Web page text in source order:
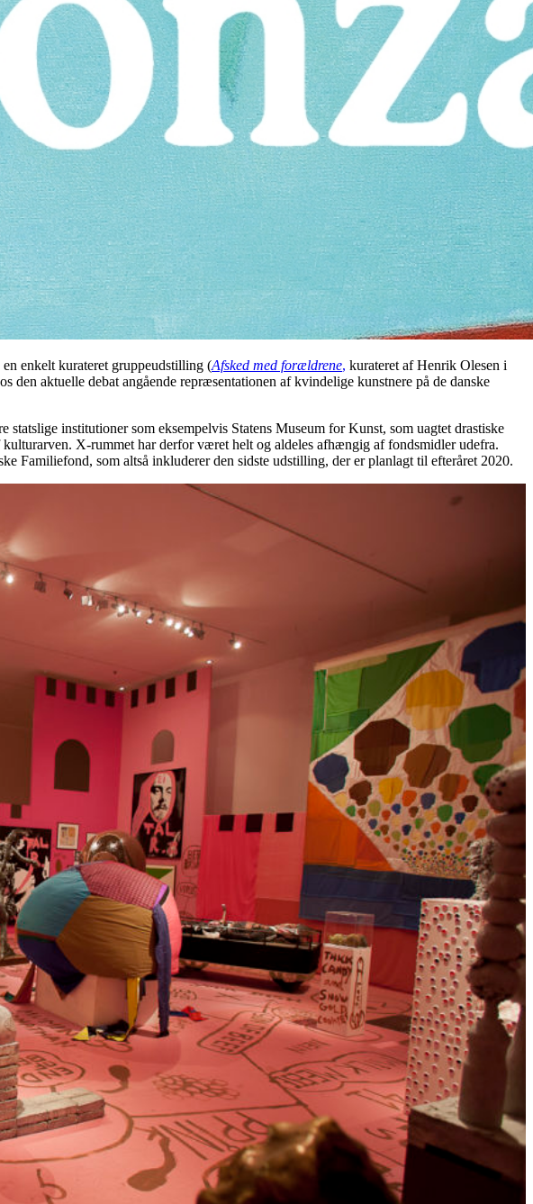
enkelt kurateret gruppeudstilling (Afsked med forældrene, kurateret af Henrik Olesen i
aktuelle debat angående repræsentationen af kvindelige kunstnere på de danske
institutioner som eksempelvis Statens Museum for Kunst, som uagtet drastiske
X-rummet har derfor været helt og aldeles afhængig af fondsmidler udefra.
Familiefond, som altså inkluderer den sidste udstilling, der er planlagt til efteråret 2020.